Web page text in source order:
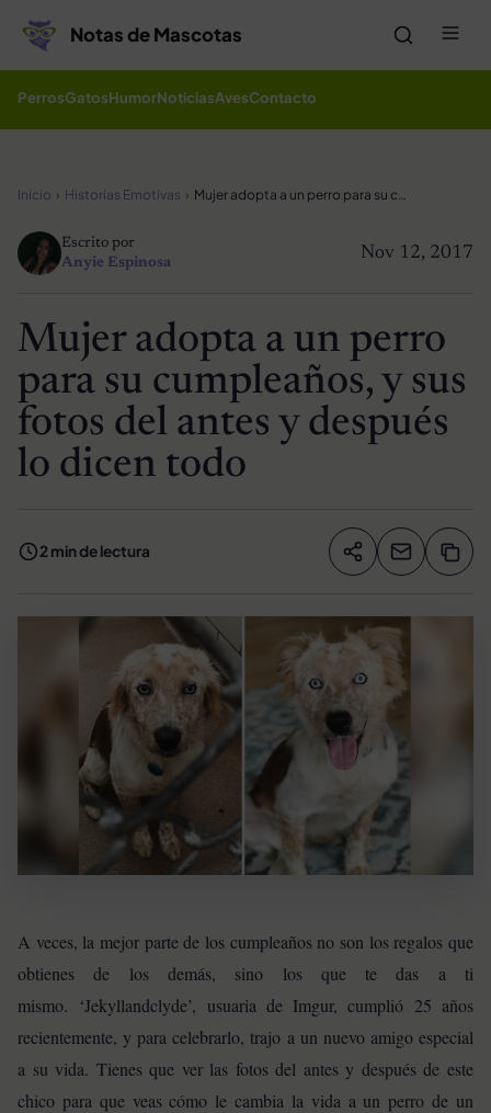
Notas de Mascotas
PerrosGatosHumorNoticiasAvesContacto
Inicio Historias Emotivas Mujer adopta a un perro para su cumpleaños, y sus fotos del antes y después lo dicen todo
Nov 12, 2017
Escrito por
Anyie Espinosa
Mujer adopta a un perro
para su cumpleaños, y sus
fotos del antes y después
lo dicen todo
2 min de lectura Compartir
A veces, la mejor parte de los cumpleaños no son los regalos que
obtienes de los demás, sino los que te das a ti
mismo. ‘Jekyllandclyde’, usuaria de Imgur, cumplió 25 años
recientemente, y para celebrarlo, trajo a un nuevo amigo especial
a su vida. Tienes que ver las fotos del antes y después de este
chico para que veas cómo le cambia la vida a un perro de un